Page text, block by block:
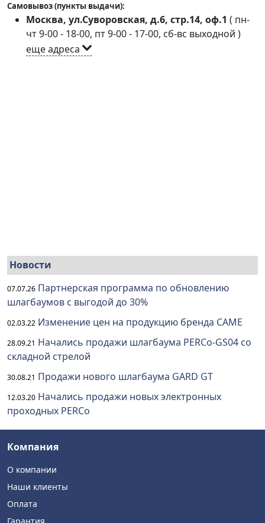
Самовывоз (пункты выдачи):
Москва, ул.Суворовская, д.6, стр.14, оф.1 ( пн-
чт 9-00 - 18-00, пт 9-00 - 17-00, сб-вс выходной )
еще адреса
Новости
07.07.26 Партнерская программа по обновлению
шлагбаумов с выгодой до 30%
02.03.22 Изменение цен на продукцию бренда CAME
28.09.21 Начались продажи шлагбаума PERCo-GS04 со
складной стрелой
30.08.21 Продажи нового шлагбаума GARD GT
12.03.20 Начались продажи новых электронных
проходных PERCo
Компания
О компании
Наши клиенты
Оплата